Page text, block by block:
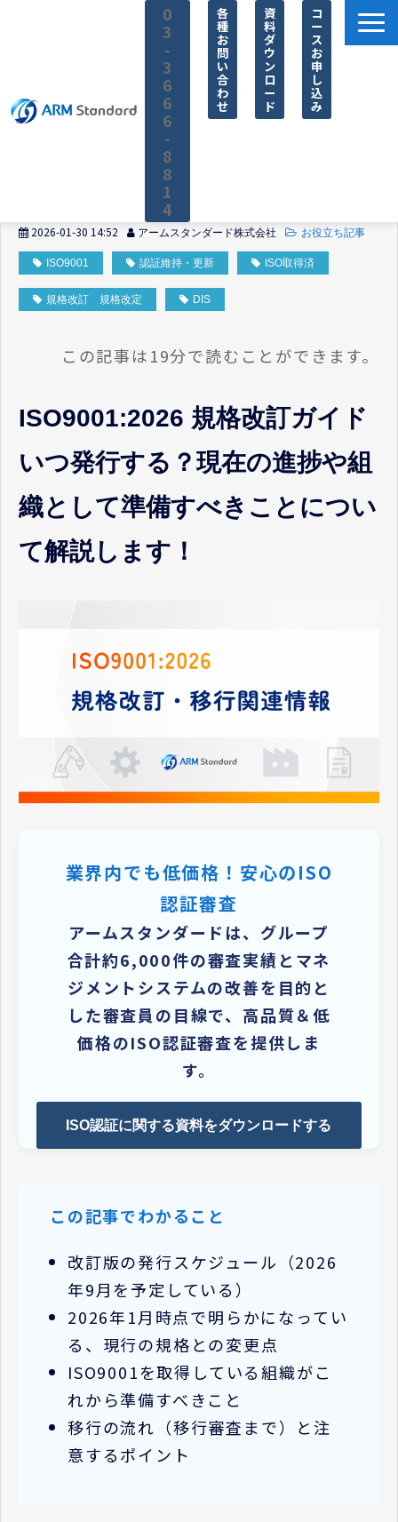
0
3
-
3
6
6
6
-
8
8
1
4
各
種
お
問
い
合
わ
せ
資
料
ダ
ウ
ン
ロ
ー
ド
コ
ー
ス
お
申
し
込
み
サービス一覧
料金
無料セミナー
企業情報
2026-01-30 14:52 アームスタンダード株式会社 お役立ち記事
ISO9001 認証維持・更新 ISO取得済
規格改訂 規格改定 DIS
この記事は19分で読むことができます。
ISO9001:2026 規格改訂ガイド
いつ発行する？現在の進捗や組
織として準備すべきことについ
て解説します！
業界内でも低価格！安心のISO
認証審査
アームスタンダードは、グループ
合計約6,000件の審査実績とマネ
ジメントシステムの改善を目的と
した審査員の目線で、高品質＆低
価格のISO認証審査を提供しま
す。
ISO認証に関する資料をダウンロードする
この記事でわかること
改訂版の発行スケジュール（2026
年9月を予定している）
2026年1月時点で明らかになってい
る、現行の規格との変更点
ISO9001を取得している組織がこ
れから準備すべきこと
移行の流れ（移行審査まで）と注
意するポイント